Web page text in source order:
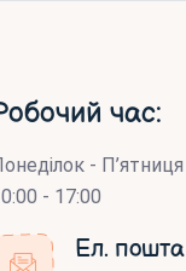
час:
- П’ятниця
- 17:00
Ел. пошта